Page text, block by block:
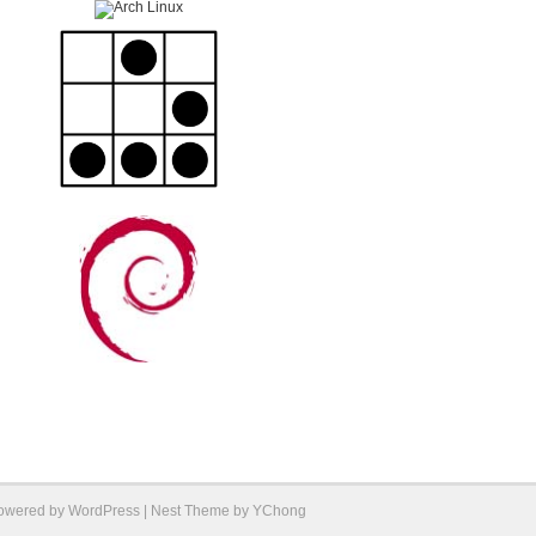
by WordPress | Nest Theme by YChong